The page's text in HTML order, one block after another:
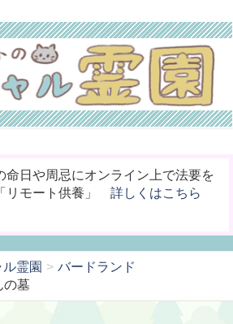
コンパクト化！お手元供養の新しい
やすら木の箱」 詳しくはこちら
かった！小動物専用の桐のお骨入れ
BOX桐」詳しくはこちら
命日や周忌にオンライン上で法要を
リモート供養」 詳しくはこちら
霊園
バードランド
の墓